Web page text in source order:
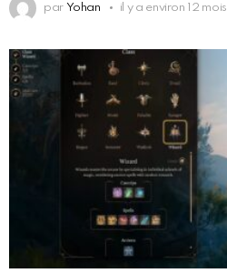
par Yohan il y a environ 12 mois